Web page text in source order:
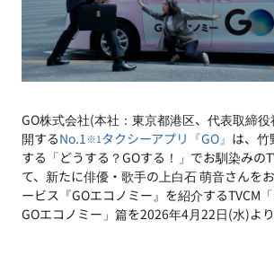
GO株式会社(本社：東京都港区、代表取締
開するNo.1 ※1 タクシーアプリ『GO』 は、竹
する「どうする？GOする！」でお馴染みの
て、新たに俳優・歌手の上白石 萌音さんを
ービス『GOエコノミー』を紹介するTVCM
GOエコノミー」篇を2026年4月22日(水)より